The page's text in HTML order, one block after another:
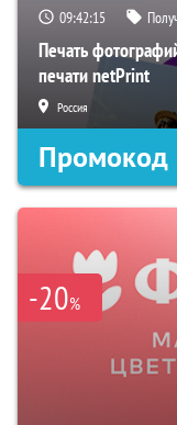
09:42:15
Печать
печати netPrint
Россия
Промокод
-20%